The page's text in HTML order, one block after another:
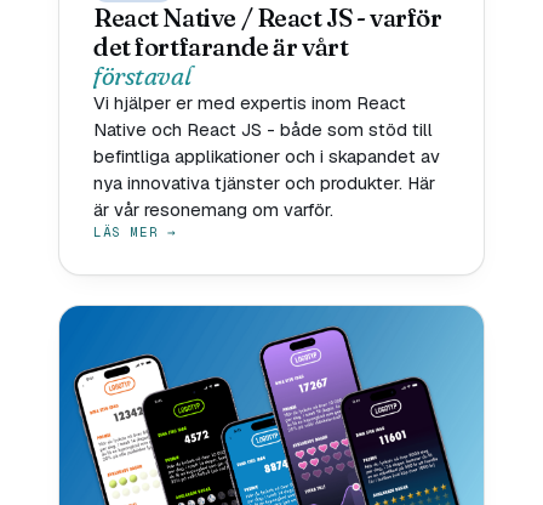
React Native / React JS - varför
det fortfarande är vårt
förstaval
Vi hjälper er med expertis inom React
Native och React JS - både som stöd till
befintliga applikationer och i skapandet av
nya innovativa tjänster och produkter. Här
är vår resonemang om varför.
LÄS MER →